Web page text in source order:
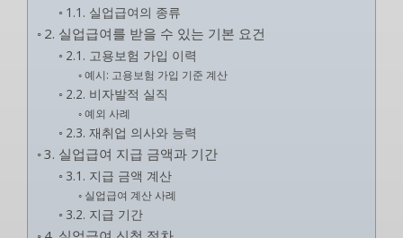
1.1. 실업급여의 종류
2. 실업급여를 받을 수 있는 기본 요건
2.1. 고용보험 가입 이력
예시: 고용보험 가입 기준 계산
2.2. 비자발적 실직
예외 사례
2.3. 재취업 의사와 능력
3. 실업급여 지급 금액과 기간
3.1. 지급 금액 계산
실업급여 계산 사례
3.2. 지급 기간